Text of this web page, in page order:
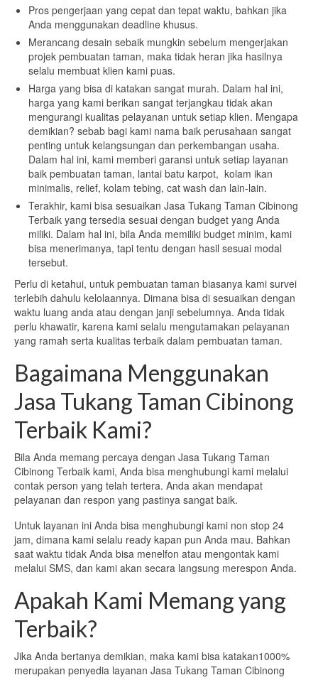
Pros pengerjaan yang cepat dan tepat waktu, bahkan jika
Anda menggunakan deadline khusus.
Merancang desain sebaik mungkin sebelum mengerjakan
projek pembuatan taman, maka tidak heran jika hasilnya
selalu membuat klien kami puas.
Harga yang bisa di katakan sangat murah. Dalam hal ini,
harga yang kami berikan sangat terjangkau tidak akan
mengurangi kualitas pelayanan untuk setiap klien. Mengapa
demikian? sebab bagi kami nama baik perusahaan sangat
penting untuk kelangsungan dan perkembangan usaha.
Dalam hal ini, kami memberi garansi untuk setiap layanan
baik pembuatan taman, lantai batu karpot, kolam ikan
minimalis, relief, kolam tebing, cat wash dan lain-lain.
Terakhir, kami bisa sesuaikan Jasa Tukang Taman Cibinong
Terbaik yang tersedia sesuai dengan budget yang Anda
miliki. Dalam hal ini, bila Anda memiliki budget minim, kami
bisa menerimanya, tapi tentu dengan hasil sesuai modal
tersebut.
Perlu di ketahui, untuk pembuatan taman biasanya kami survei
terlebih dahulu kelolaannya. Dimana bisa di sesuaikan dengan
waktu luang anda atau dengan janji sebelumnya. Anda tidak
perlu khawatir, karena kami selalu mengutamakan pelayanan
yang ramah serta kualitas terbaik dalam pembuatan taman.
Bagaimana Menggunakan
Jasa Tukang Taman Cibinong
Terbaik Kami?
Bila Anda memang percaya dengan Jasa Tukang Taman
Cibinong Terbaik kami, Anda bisa menghubungi kami melalui
contak person yang telah tertera. Anda akan mendapat
pelayanan dan respon yang pastinya sangat baik.
Untuk layanan ini Anda bisa menghubungi kami non stop 24
jam, dimana kami selalu ready kapan pun Anda mau. Bahkan
saat waktu tidak Anda bisa menelfon atau mengontak kami
melalui SMS, dan kami akan secara langsung merespon Anda.
Apakah Kami Memang yang
Terbaik?
Jika Anda bertanya demikian, maka kami bisa katakan1000%
merupakan penyedia layanan Jasa Tukang Taman Cibinong